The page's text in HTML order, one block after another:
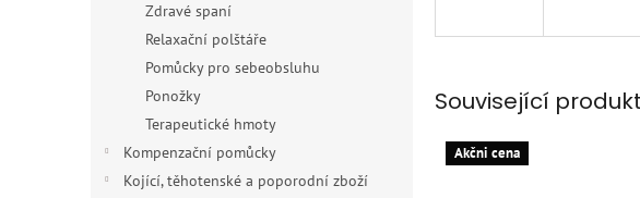
Zdravé spaní
Relaxační polštáře
Pomůcky pro sebeobsluhu
Ponožky
Terapeutické hmoty
Kompenzační pomůcky
Kojící, těhotenské a poporodní zboží
Související
Akčni cena